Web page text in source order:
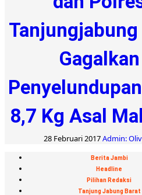
Gagalkan
8,7 Kg Asal
28 Februari 2017Admin:
Berita Jambi
Headline
Pilihan Redaksi
Tanjung Jabung Barat